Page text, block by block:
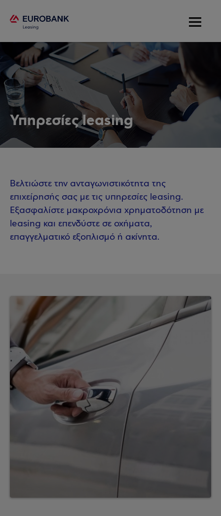
Υπηρεσίες leasing
Βελτιώστε την ανταγωνιστικότητα της
επιχείρησής σας με τις υπηρεσίες leasing.
Εξασφαλίστε μακροχρόνια χρηματοδότηση με
leasing και επενδύστε σε οχήματα,
επαγγελματικό εξοπλισμό ή ακίνητα.